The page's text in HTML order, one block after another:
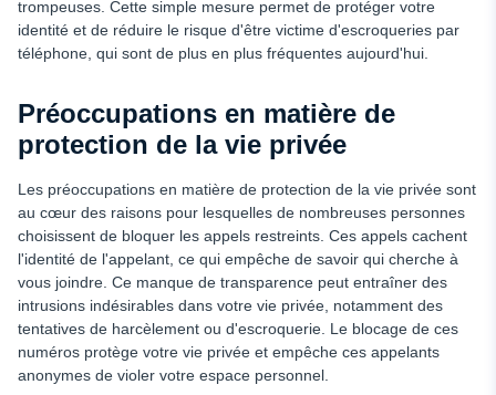
trompeuses. Cette simple mesure permet de protéger votre
identité et de réduire le risque d'être victime d'escroqueries par
téléphone, qui sont de plus en plus fréquentes aujourd'hui.
Préoccupations en matière de
protection de la vie privée
Les préoccupations en matière de protection de la vie privée sont
au cœur des raisons pour lesquelles de nombreuses personnes
choisissent de bloquer les appels restreints. Ces appels cachent
l'identité de l'appelant, ce qui empêche de savoir qui cherche à
vous joindre. Ce manque de transparence peut entraîner des
intrusions indésirables dans votre vie privée, notamment des
tentatives de harcèlement ou d'escroquerie. Le blocage de ces
numéros protège votre vie privée et empêche ces appelants
anonymes de violer votre espace personnel.